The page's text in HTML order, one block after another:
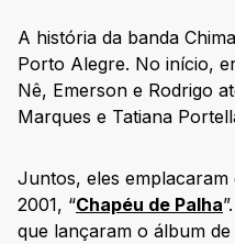
A história da banda
Porto Alegre. No início,
Nê, Emerson e Rodrigo
Marques e Tatiana
Juntos, eles
2001, “Chapéu de Palha
que lançaram o álbum